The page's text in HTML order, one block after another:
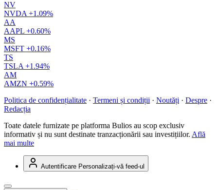
NV
NVDA +1.09%
AA
AAPL +0.60%
MS
MSFT +0.16%
TS
TSLA +1.94%
AM
AMZN +0.59%
Politica de confidențialitate · Termeni și condiții · Noutăți · Despre ·
Redacția
Toate datele furnizate pe platforma Bulios au scop exclusiv
informativ și nu sunt destinate tranzacționării sau investițiilor. Află
mai multe
Autentificare Personalizați-vă feed-ul